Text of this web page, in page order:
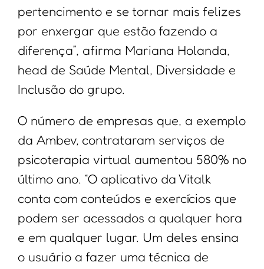
pertencimento e se tornar mais felizes
por enxergar que estão fazendo a
diferença”, afirma Mariana Holanda,
head de Saúde Mental, Diversidade e
Inclusão do grupo.
O número de empresas que, a exemplo
da Ambev, contrataram serviços de
psicoterapia virtual aumentou 580% no
último ano. “O aplicativo da Vitalk
conta com conteúdos e exercícios que
podem ser acessados a qualquer hora
e em qualquer lugar. Um deles ensina
o usuário a fazer uma técnica de